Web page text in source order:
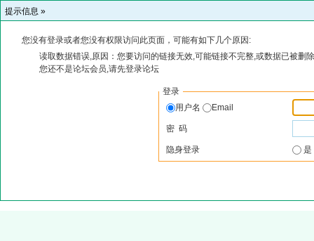
提示信息 »
您没有登录或者您没有权限访问此页面，可能有如下几个原因:
读取数据错误,原因：您要访问的链接无效,可能链接不完整,或数据已被删
您还不是论坛会员,请先登录论坛
登录
用户名
Email
密 码
隐身登录